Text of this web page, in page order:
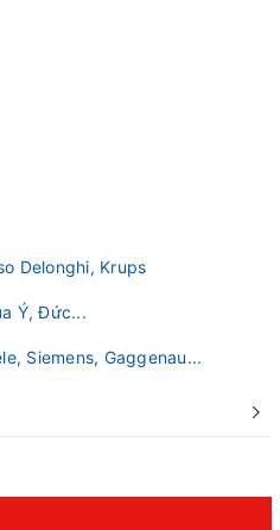
Delonghi, Krups
Ý, Đức...
Siemens, Gaggenau...